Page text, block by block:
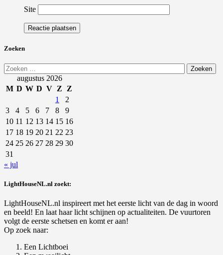
Site
Zoeken
Zoeken
naar:augustus 2026
M D W D V Z
Z
1
2
3
4 5 6 7 8
9
10 11 12 13 14 15 16
17 18 19 20 21 22 23
24 25 26 27 28 29 30
31
« jul
LightHouseNL.nl zoekt:
LightHouseNL.nl inspireert met het eerste licht van de dag in woord
en beeld! En laat haar licht schijnen op actualiteiten. De vuurtoren
volgt de eerste schetsen en komt er aan!
Op zoek naar:
Een Lichtboei